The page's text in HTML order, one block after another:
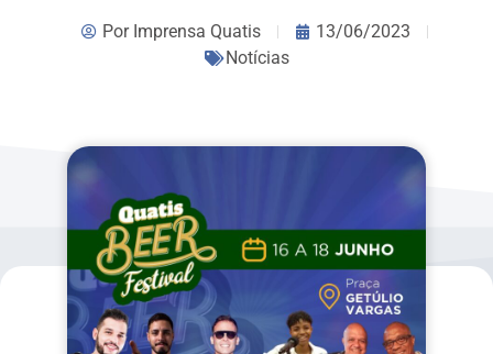
PorImprensa Quatis
13/06/2023
Notícias